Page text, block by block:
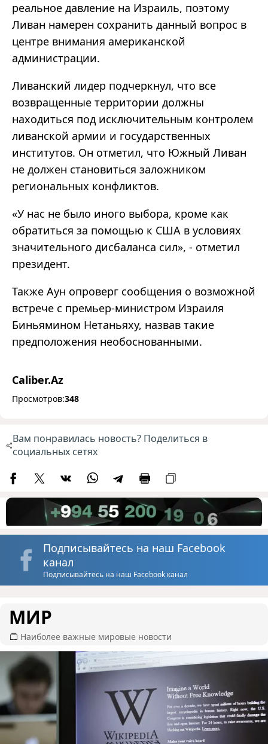
реальное давление на Израиль, поэтому
Ливан намерен сохранить данный вопрос в
центре внимания американской
администрации.
Ливанский лидер подчеркнул, что все
возвращенные территории должны
находиться под исключительным контролем
ливанской армии и государственных
институтов. Он отметил, что Южный Ливан
не должен становиться заложником
региональных конфликтов.
«У нас не было иного выбора, кроме как
обратиться за помощью к США в условиях
значительного дисбаланса сил», - отметил
президент.
Также Аун опроверг сообщения о возможной
встрече с премьер-министром Израиля
Биньямином Нетаньяху, назвав такие
предположения необоснованными.
Caliber.Az
Просмотров:348
Вам понравилась новость? Поделиться в
социальных сетях
Подписывайтесь на наш Facebook
канал
Подписывайтесь на наш Facebook канал
МИР
Наиболее важные мировые новости